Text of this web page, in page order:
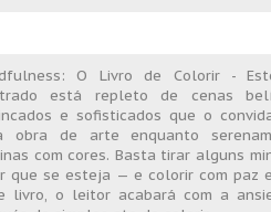
O Livro de Colorir -
está repleto de cenas
e sofisticados que o
obra de arte enquanto
com cores. Basta tirar alguns
que se esteja — e colorir com paz
livro, o leitor acabará com a